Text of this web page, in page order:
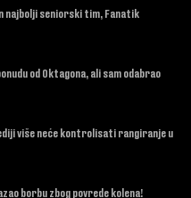
najbolji seniorski tim, Fanatik
od Oktagona, ali sam odabrao
više neće kontrolisati rangiranje u
borbu zbog povrede kolena!